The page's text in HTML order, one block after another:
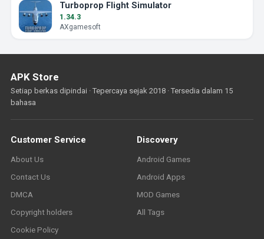
Turboprop Flight Simulator
1.34.3
AXgamesoft
APK Store
Setiap berkas dipindai · Tepercaya sejak 2018 · Tersedia dalam 15
bahasa
Customer Service
About Us
Contact Us
DMCA
Copyright holders
Cookie Policy
Discovery
Android Games
Android Apps
MOD Games
All Tags